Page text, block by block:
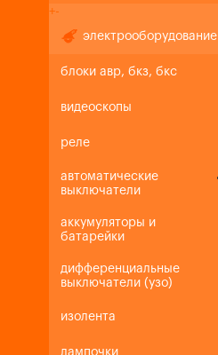
+-
электрооборудование
блоки авр, бкз, бкс
видеоскопы
реле
автоматические
выключатели
аккумуляторы и
батарейки
дифференциальные
выключатели (узо)
изолента
лампочки